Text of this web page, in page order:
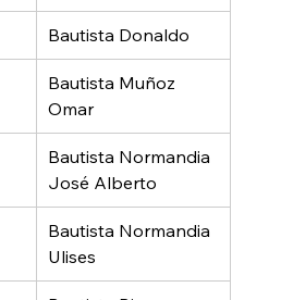
Bautista Donaldo
Bautista Muñoz
Omar
Bautista Normandia
José Alberto
Bautista Normandia
Ulises